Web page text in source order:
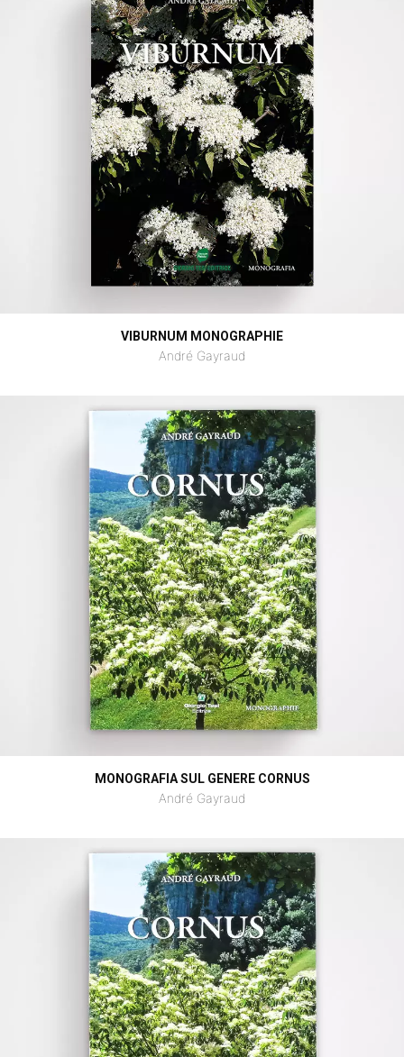
VIBURNUM MONOGRAPHIE
André Gayraud
MONOGRAFIA SUL GENERE CORNUS
André Gayraud